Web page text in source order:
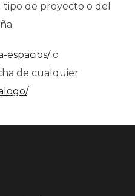
de proyecto o del
espacios/o
de cualquier
.